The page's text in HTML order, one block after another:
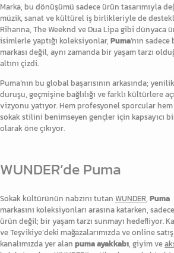
Marka, bu dönüşümü sadece ürün tasarımıyla
müzik, sanat ve kültürel iş birlikleriyle de
Rihanna, The Weeknd ve Dua Lipa gibi dünyaca
isimlerle yaptığı koleksiyonlar, Puma’nın
markası değil, aynı zamanda bir yaşam tarzı
altını çizdi.
Puma’nın bu global başarısının arkasında;
duruşu, geçmişine bağlılığı ve farklı kültürlere
vizyonu yatıyor. Hem profesyonel sporcular
sokak stilini benimseyen gençler için kapsayıcı
olarak öne çıkıyor.
WUNDER’de Puma
Sokak kültürünün nabzını tutan WUNDER, Puma
markasını koleksiyonları arasına katarken,
ürün değil; bir yaşam tarzı sunmayı hedefliyor.
ve Teşvikiye’deki mağazalarımızda ve online satış
kanalımızda yer alan puma ayakkabı, giyim ve